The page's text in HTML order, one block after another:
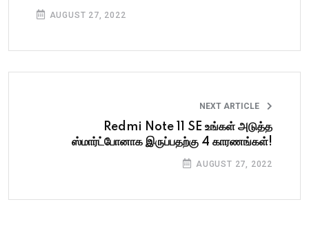
AUGUST 27, 2022
NEXT ARTICLE
Redmi Note 11 SE உங்கள் அடுத்த
ஸ்மார்ட்போனாக இருப்பதற்கு 4 காரணங்கள்!
AUGUST 27, 2022